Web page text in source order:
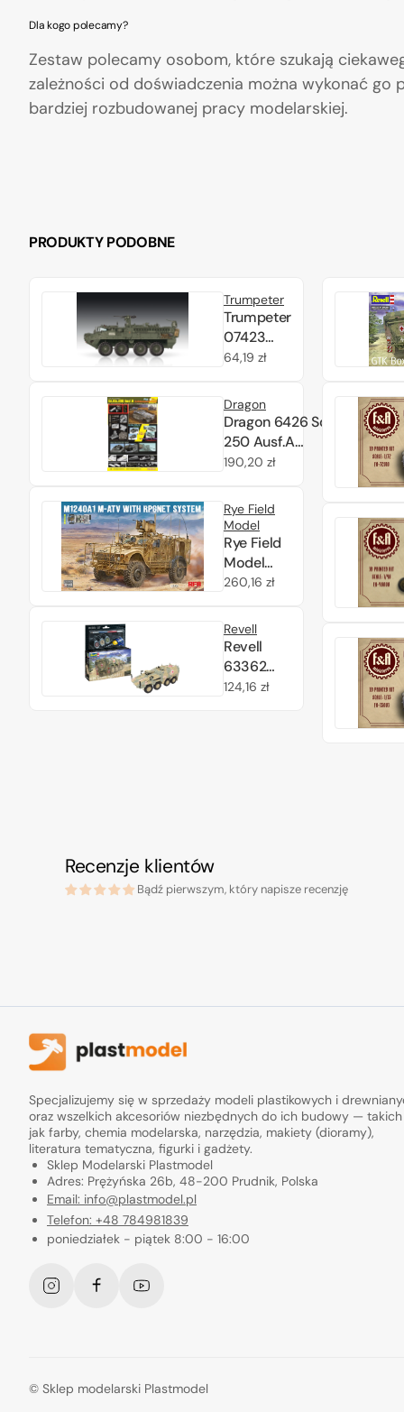
Dla kogo polecamy?
Zestaw polecamy osobom, które szukają
zależności od doświadczenia można wykonać
bardziej rozbudowanej pracy modelarskiej.
PRODUKTY PODOBNE
Trumpeter
Trumpeter
07423
M1130
Command
Vehicle
1/72
Cena
64,19 zł
Dragon
Dragon 6426 Sd.Kfz.
250 Ausf.A
Schützenpanzerwagen
Cena
190,20 zł
Rye Field
Model
Rye Field
Model
5145
MATV
w/RPGNET
System
(Full
Cena
260,16 zł
Revell
Revell
63362
GTK
Cena
124,16 zł
Recenzje klientów
Bądź pierwszym, który napisze recenzję
Specjalizujemy się w sprzedaży modeli plastikowych i
oraz wszelkich akcesoriów niezbędnych do ich budowy — takich
jak farby, chemia modelarska, narzędzia, makiety (dioramy),
literatura tematyczna, figurki i gadżety.
Sklep Modelarski Plastmodel
Adres: Prężyńska 26b, 48-200 Prudnik, Polska
Email: info@plastmodel.pl
Telefon: +48 784981839
poniedziałek - piątek 8:00 - 16:00
InstagramFacebookYouTube
© Sklep modelarski Plastmodel